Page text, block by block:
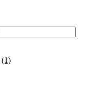
(1)